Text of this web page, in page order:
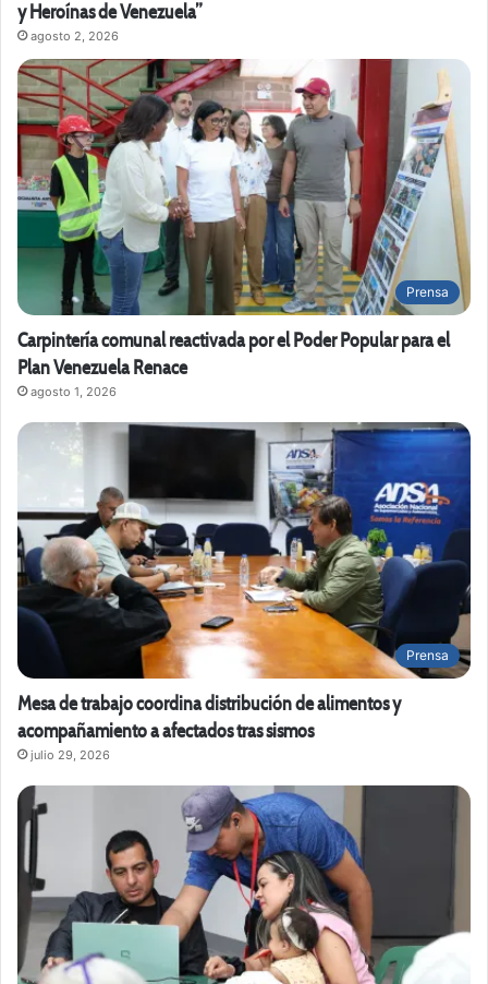
y Heroínas de Venezuela”
agosto 2, 2026
Prensa
Carpintería comunal reactivada por el Poder Popular para el
Plan Venezuela Renace
agosto 1, 2026
Prensa
Mesa de trabajo coordina distribución de alimentos y
acompañamiento a afectados tras sismos
julio 29, 2026